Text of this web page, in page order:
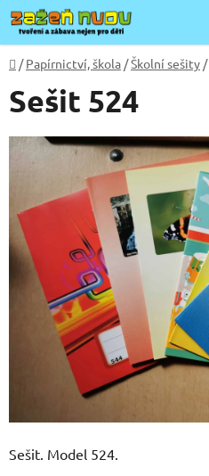
Přejít
na
obsah
Domů
/ Papírnictví, škola /Školní sešity /
Sešit. Model 524.
Sešit 524